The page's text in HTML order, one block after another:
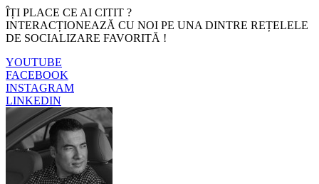
ÎȚI PLACE CE AI CITIT ?
INTERACȚIONEAZĂ CU NOI PE UNA DINTRE REȚELELE
DE SOCIALIZARE FAVORITĂ !
YOUTUBE
FACEBOOK
INSTAGRAM
LINKEDIN